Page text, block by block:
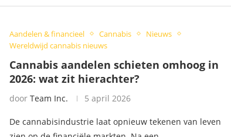
Aandelen & financieel Cannabis
Nieuws
Wereldwijd cannabis nieuws
Cannabis aandelen schieten omhoog in
2026: wat zit hierachter?
door Team Inc. 5 april 2026
De cannabisindustrie laat opnieuw tekenen van leven